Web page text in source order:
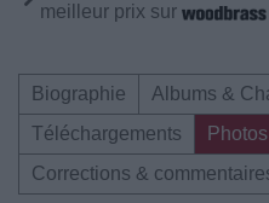
meilleur prix sur
Biographie
Albums &
Téléchargements
Photos
Corrections &